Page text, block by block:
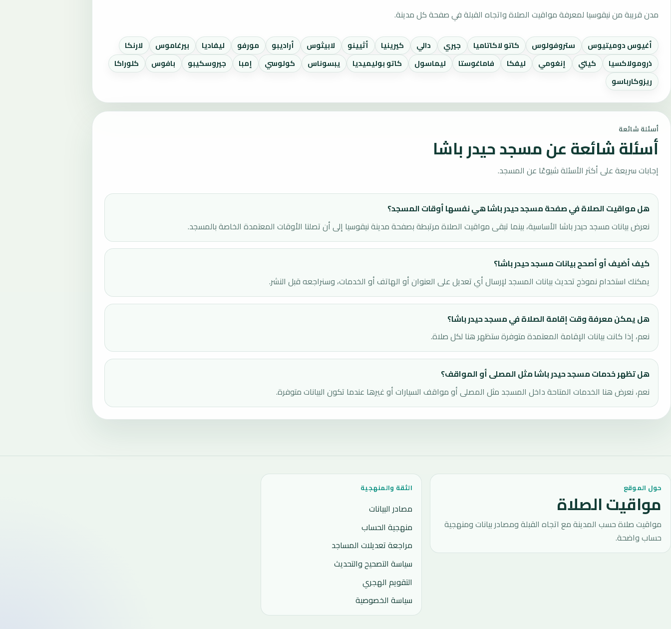
مدن قريبة من نيقوسيا لمعرفة مواقيت الصلاة واتجاه القبلة في صفحة كل مدينة.
أغيوس دوميتيوس ستروفولوس كاتو لاكاتاميا جيري دالي كيرينيا أثيينو لابيثوس أراديبو مورفو ليفاديا بيرغاموس
لارنكا
ذرومولاكسيا
كيتي إنغومي ليفكا فاماغوستا ليماسول كاتو بوليميديا يبسوناس كولوسي إمبا جيروسكيبو بافوس
كلوراكا
ريزوكارباسو
أسئلة شائعة
أسئلة شائعة عن مسجد حيدر باشا
إجابات سريعة على أكثر الأسئلة شيوعًا عن المسجد.
هل مواقيت الصلاة في صفحة مسجد حيدر باشا هي نفسها أوقات المسجد؟
نعرض بيانات مسجد حيدر باشا الأساسية، بينما تبقى مواقيت الصلاة مرتبطة بصفحة مدينة نيقوسيا إلى أن تصلنا الأوقات المعتمدة الخاصة بالمسجد.
كيف أضيف أو أصحح بيانات مسجد حيدر باشا؟
يمكنك استخدام نموذج تحديث بيانات المسجد لإرسال أي تعديل على العنوان أو الهاتف أو الخدمات، وسنراجعه قبل النشر.
هل يمكن معرفة وقت إقامة الصلاة في مسجد حيدر باشا؟
نعم، إذا كانت بيانات الإقامة المعتمدة متوفرة ستظهر هنا لكل صلاة.
هل تظهر خدمات مسجد حيدر باشا مثل المصلى أو المواقف؟
نعم، نعرض هنا الخدمات المتاحة داخل المسجد مثل المصلى أو مواقف السيارات أو غيرها عندما تكون البيانات متوفرة.
حول الموقع
مواقيت الصلاة
مواقيت صلاة حسب المدينة مع اتجاه القبلة ومصادر بيانات ومنهجية
حساب واضحة.
الثقة والمنهجية
مصادر البيانات
منهجية الحساب
مراجعة تعديلات المساجد
سياسة التصحيح والتحديث
التقويم الهجري
سياسة الخصوصية